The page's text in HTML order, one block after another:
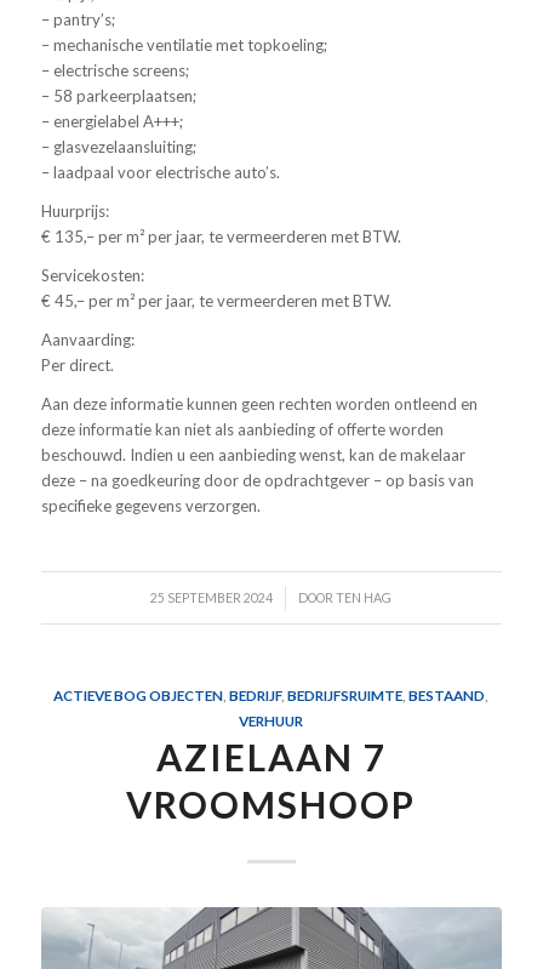
– pantry’s;
– mechanische ventilatie met topkoeling;
– electrische screens;
– 58 parkeerplaatsen;
– energielabel A+++;
– glasvezelaansluiting;
– laadpaal voor electrische auto’s.
Huurprijs:
€ 135,– per m² per jaar, te vermeerderen met BTW.
Servicekosten:
€ 45,– per m² per jaar, te vermeerderen met BTW.
Aanvaarding:
Per direct.
Aan deze informatie kunnen geen rechten worden ontleend en
deze informatie kan niet als aanbieding of offerte worden
beschouwd. Indien u een aanbieding wenst, kan de makelaar
deze – na goedkeuring door de opdrachtgever – op basis van
specifieke gegevens verzorgen.
25 SEPTEMBER 2024
/ DOORTEN HAG
ACTIEVE BOG OBJECTEN ,BEDRIJF,BEDRIJFSRUIMTE ,BESTAAND
VERHUUR
AZIELAAN 7
VROOMSHOOP